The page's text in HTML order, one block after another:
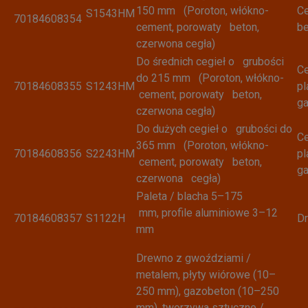
70184608354 S1543HM 150 mm (Poroton, włókno-
cement, porowaty beton,
czerwona cegła)
70184608355 S1243HM
Do średnich cegieł o grubości
do 215 mm (Poroton, włókno-
cement, porowaty beton,
czerwona cegła)
70184608356 S2243HM
Do dużych cegieł o grubości do
365 mm (Poroton, włókno-
cement, porowaty beton,
czerwona cegła)
70184608357 S1122H
Paleta / blacha 5–175
mm, profile aluminiowe 3–12
mm
Drewno z gwoździami /
metalem, płyty wiórowe (10–
250 mm), gazobeton (10–250